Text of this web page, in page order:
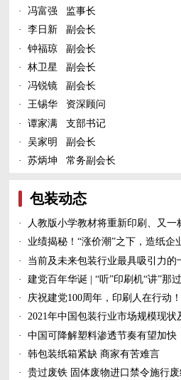
·
冯富强 监事长
·
李日新 副会长
·
钟福琼 副会长
·
林卫星 副会长
·
冯锐镜 副会长
·
王锡华 资深顾问
·
谭家满 支部书记
·
吴家明 副会长
·
苏炳坤 常务副会长
包装动态
·
·
业绩揭秘！“涨价潮”之下，造纸企
·
当前及未来包装行业最具吸引力的
·
建党百年华诞 | “听”印刷机“讲”那
·
庆祝建党100周年，印刷人在行动！
·
2021年中国包装行业市场规模现状
·
中国可降解塑料渗透节奏有望加快
·
韩包装纸箱紧缺 商家有苦难言
·
贵过废铁 固体废物进口禁令施行废